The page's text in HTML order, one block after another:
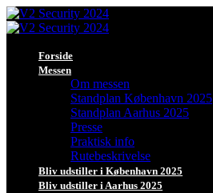
Forside
Messen
Om messen
Standplan København 2025
Standplan Aarhus 2025
Presse
Praktisk info
Rutebeskrivelse
Bliv udstiller i København 2025
Bliv udstiller i Aarhus 2025